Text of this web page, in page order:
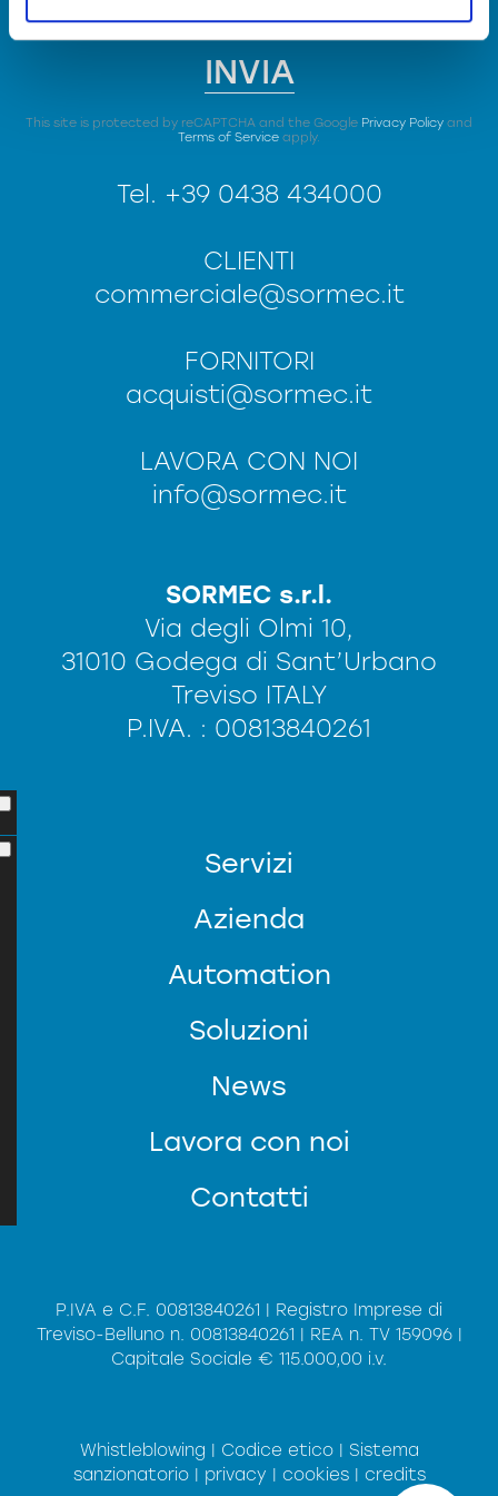
INVIA
This site is protected by reCAPTCHA and the Google Privacy Policy and
Terms of Service apply.
Tel. +39 0438 434000
CLIENTI
commerciale@sormec.it
FORNITORI
acquisti@sormec.it
LAVORA CON NOI
info@sormec.it
SORMEC s.r.l.
Via degli Olmi 10,
31010 Godega di Sant’Urbano
Treviso ITALY
P.IVA. : 00813840261
Servizi
Azienda
Automation
Soluzioni
News
Lavora con noi
Contatti
P.IVA e C.F. 00813840261 | Registro Imprese di
Treviso-Belluno n. 00813840261 | REA n. TV 159096 |
Capitale Sociale € 115.000,00 i.v.
Whistleblowing | Codice etico| Sistema
sanzionatorio| privacy | cookies| credits
SERVIZIO CLIENTI
INVIA